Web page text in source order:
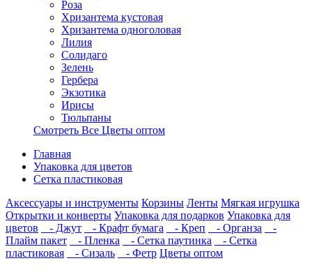
Роза
Хризантема кустовая
Хризантема одноголовая
Лилия
Солидаго
Зелень
Гербера
Экзотика
Ирисы
Тюльпаны
Смотреть Все Цветы оптом
Главная
Упаковка для цветов
Сетка пластиковая
Аксессуары и инструменты Корзины Ленты Мягкая игрушка
Открытки и конверты Упаковка для подарков Упаковка для
цветов
- Джут - Крафт бумага - Креп - Органза
-
Плайм пакет
- Пленка - Сетка паутинка
- Сетка
пластиковая
- Сизаль - Фетр Цветы оптом